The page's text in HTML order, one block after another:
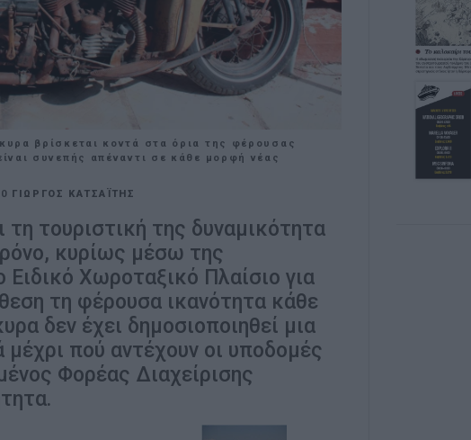
βρίσκεται κοντά στα όρια της φέρουσας
συνεπής απέναντι σε κάθε μορφή νέας
ΓΙΩΡΓΟΣ ΚΑΤΣΑΪΤΗΣ
τη τουριστική της δυναμικότητα
κυρίως μέσω της
Χωροταξικό Πλαίσιο για
τη φέρουσα ικανότητα κάθε
δεν έχει δημοσιοποιηθεί μια
πού αντέχουν οι υποδομές
Φορέας Διαχείρισης